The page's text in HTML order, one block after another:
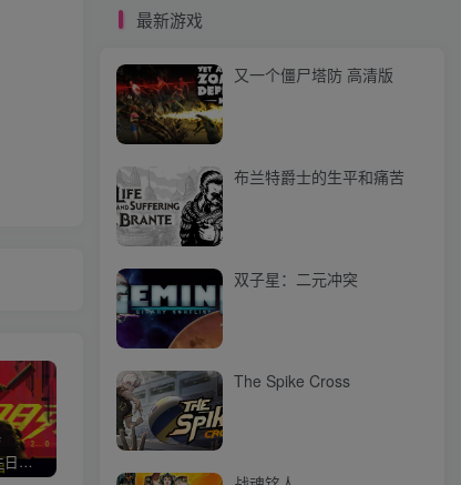
赛博朋克2077往日之影
最新游戏
又一个僵尸塔防 高清版
布兰特爵士的生平和痛苦
双子星：二元冲突
The Spike Cross